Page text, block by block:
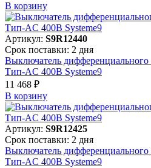
В корзинy
Артикул: S9R12440
Срок поставки: 2 дня
Выключатель
Тип-AC 400В Systeme9
11 468 ₽
В корзинy
Артикул: S9R12425
Срок поставки: 2 дня
Выключатель
Тип-AC 400В Systeme9